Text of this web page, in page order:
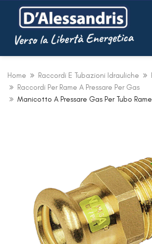
Home Raccordi E Tubazioni Idrauliche
Raccordi Per Rame A Pressare Per Gas
Manicotto A Pressare Gas Per Tubo